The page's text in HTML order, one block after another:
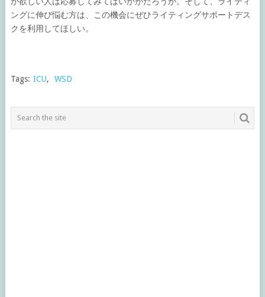
ングに伸び悩む方は、この機会にぜひライティングサポートデス
クを利用してほしい。
Tags: ICU, WSD